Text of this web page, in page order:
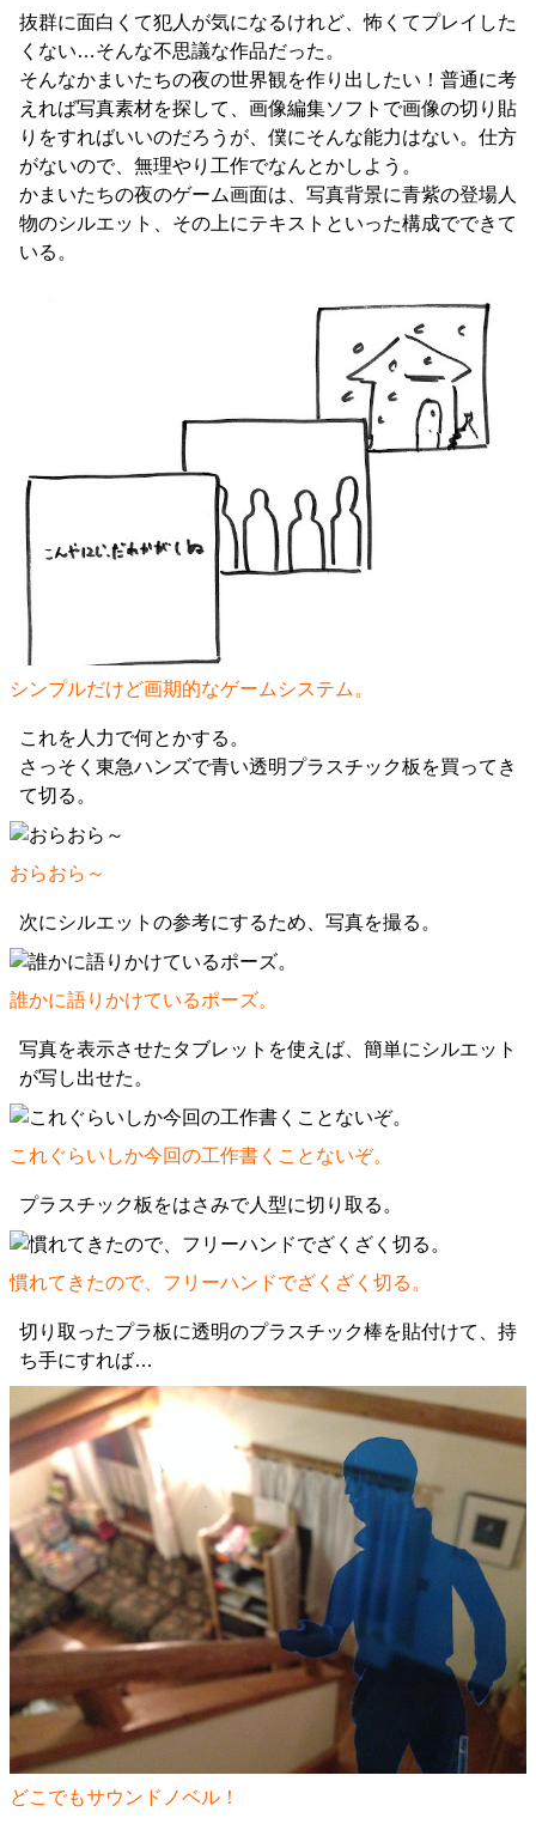
抜群に面白くて犯人が気になるけれど、怖くてプレイした
くない…そんな不思議な作品だった。
そんなかまいたちの夜の世界観を作り出したい！普通に考
えれば写真素材を探して、画像編集ソフトで画像の切り貼
りをすればいいのだろうが、僕にそんな能力はない。仕方
がないので、無理やり工作でなんとかしよう。
かまいたちの夜のゲーム画面は、写真背景に青紫の登場人
物のシルエット、その上にテキストといった構成でできて
いる。
シンプルだけど画期的なゲームシステム。
これを人力で何とかする。
さっそく東急ハンズで青い透明プラスチック板を買ってき
て切る。
おらおら～
次にシルエットの参考にするため、写真を撮る。
誰かに語りかけているポーズ。
写真を表示させたタブレットを使えば、簡単にシルエット
が写し出せた。
これぐらいしか今回の工作書くことないぞ。
プラスチック板をはさみで人型に切り取る。
慣れてきたので、フリーハンドでざくざく切る。
切り取ったプラ板に透明のプラスチック棒を貼付けて、持
ち手にすれば…
どこでもサウンドノベル！